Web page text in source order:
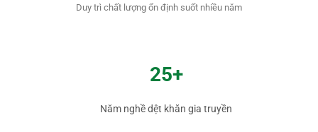
Duy trì chất lượng ổn định suốt nhiều năm
25+
Năm nghề dệt khăn gia truyền